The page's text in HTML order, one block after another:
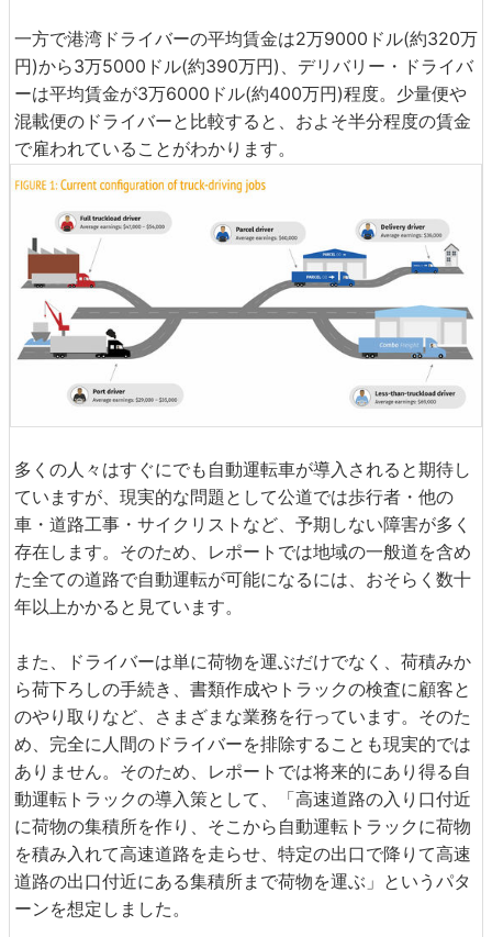
一方で港湾ドライバーの平均賃金は2万9000ドル(約320万
円)から3万5000ドル(約390万円)、デリバリー・ドライバ
ーは平均賃金が3万6000ドル(約400万円)程度。少量便や
混載便のドライバーと比較すると、およそ半分程度の賃金
で雇われていることがわかります。
多くの人々はすぐにでも自動運転車が導入されると期待し
ていますが、現実的な問題として公道では歩行者・他の
車・道路工事・サイクリストなど、予期しない障害が多く
存在します。そのため、レポートでは地域の一般道を含め
た全ての道路で自動運転が可能になるには、おそらく数十
年以上かかると見ています。
また、ドライバーは単に荷物を運ぶだけでなく、荷積みか
ら荷下ろしの手続き、書類作成やトラックの検査に顧客と
のやり取りなど、さまざまな業務を行っています。そのた
め、完全に人間のドライバーを排除することも現実的では
ありません。そのため、レポートでは将来的にあり得る自
動運転トラックの導入策として、「高速道路の入り口付近
に荷物の集積所を作り、そこから自動運転トラックに荷物
を積み入れて高速道路を走らせ、特定の出口で降りて高速
道路の出口付近にある集積所まで荷物を運ぶ」というパタ
ーンを想定しました。